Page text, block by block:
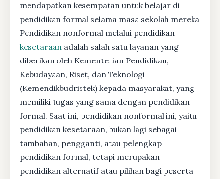
mendapatkan kesempatan untuk belajar di
pendidikan formal selama masa sekolah mereka
Pendidikan nonformal melalui pendidikan
kesetaraan adalah salah satu layanan yang
diberikan oleh Kementerian Pendidikan,
Kebudayaan, Riset, dan Teknologi
(Kemendikbudristek) kepada masyarakat, yang
memiliki tugas yang sama dengan pendidikan
formal. Saat ini, pendidikan nonformal ini, yaitu
pendidikan kesetaraan, bukan lagi sebagai
tambahan, pengganti, atau pelengkap
pendidikan formal, tetapi merupakan
pendidikan alternatif atau pilihan bagi peserta